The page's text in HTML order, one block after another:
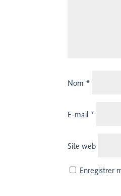
Nom *
E-mail *
Site web
Enregistrer